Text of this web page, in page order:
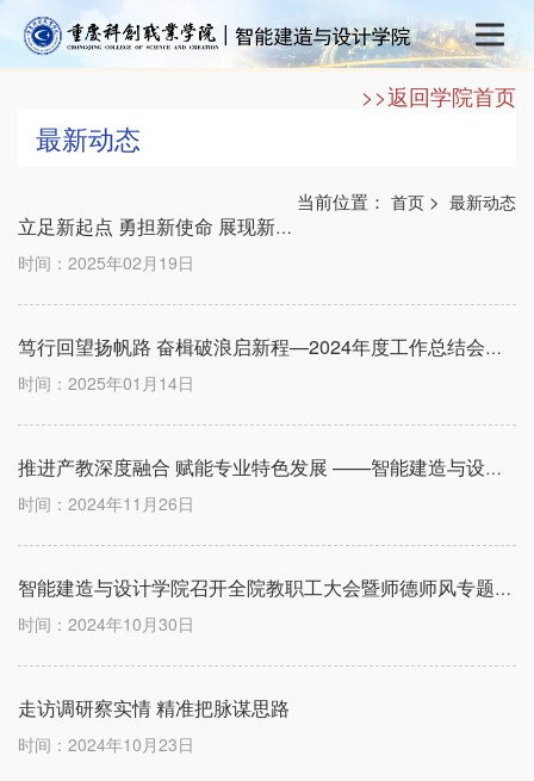
>>返回学院首页
最新动态
当前位置： 首页 > 最新动态
立足新起点 勇担新使命 展现新作为 ——学院教职工大会奏响高质量发展新乐章
时间：2025年02月19日
笃行回望扬帆路 奋楫破浪启新程—2024年度工作总结会新闻稿
时间：2025年01月14日
推进产教深度融合 赋能专业特色发展 ——智能建造与设计学院召开2024年专业建设研讨会
时间：2024年11月26日
智能建造与设计学院召开全院教职工大会暨师德师风专题会议
时间：2024年10月30日
走访调研察实情 精准把脉谋思路
时间：2024年10月23日